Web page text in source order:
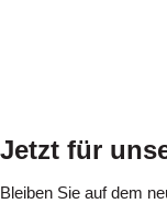
Jetzt für
Bleiben Sie auf dem